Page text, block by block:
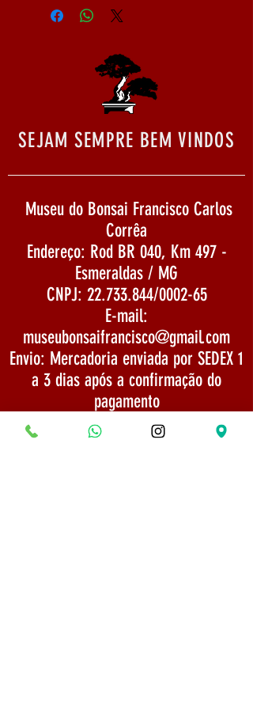
SEJAM SEMPRE BEM VINDOS
Museu do Bonsai Francisco Carlos
Corrêa
Endereço: Rod BR 040, Km 497 -
Esmeraldas / MG
CNPJ: 22.733.844/0002-65
E-mail:
museubonsaifrancisco@gmail.com
Envio: Mercadoria enviada por SEDEX 1
a 3 dias após a confirmação do
pagamento
TELEFONE:
(31) 975254666